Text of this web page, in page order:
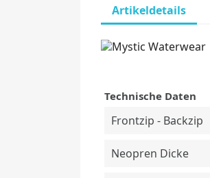
Artikeldetails
Technische Daten
Frontzip - Backzip
Neopren Dicke